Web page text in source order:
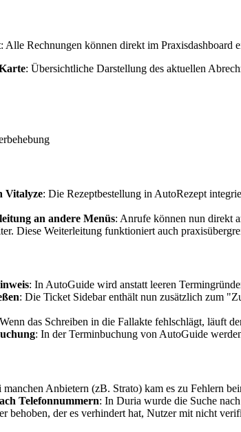
: Alle Rechnungen können direkt im Praxisdashboard
: Übersichtliche Darstellung des aktuellen
Vitalyze: Die Rezeptbestellung in AutoRezept
an andere Menüs: Anrufe können nun direkt
Diese Weiterleitung funktioniert auch
: In AutoGuide wird anstatt leeren
: Die Ticket Sidebar enthält nun zusätzlich zum
das Schreiben in die Fallakte fehlschlägt, läuft
: In der Terminbuchung von AutoGuide
manchen Anbietern (zB. Strato) kam es zu Fehlern
Telefonnummern: In Duria wurde die Suche
behoben, der es verhindert hat, Nutzer mit nicht